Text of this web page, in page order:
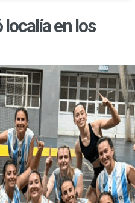
localía en los